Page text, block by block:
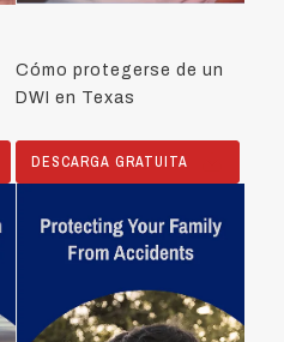
Cómo protegerse de un
DWI en Texas
DESCARGA GRATUITA